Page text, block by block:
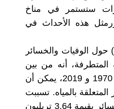
ستستمر في مناخ
هذه الأحداث في
يُظهر أحدث تقريرللمنظمة العالمية للأرصاد الجوية (WMO) حول الوفيات والخسائر
المتطرفة، أنه من بين
22326 كارثة تم تسجيلها في جميع أنحاء العالم بين عامي 1970 و 2019، يمكن أن
المتعلقة بالمياه. تسببت
هذه الكوارث في مقتل 2.06 مليون شخص وتسببت في خسائر بقيمة 3.64 تريليون